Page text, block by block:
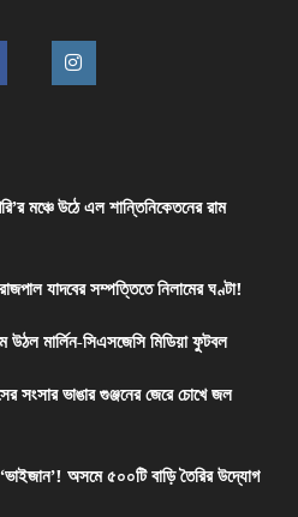
মঞ্চে উঠে এল শান্তিনিকেতনের রাম
যাদবের সম্পত্তিতে নিলামের ঘণ্টা!
উঠল মার্লিন-সিএসজেসি মিডিয়া ফুটবল
সংসার ভাঙার গুঞ্জনের জেরে চোখে জল
অসমে ৫০০টি বাড়ি তৈরির উদ্যোগ